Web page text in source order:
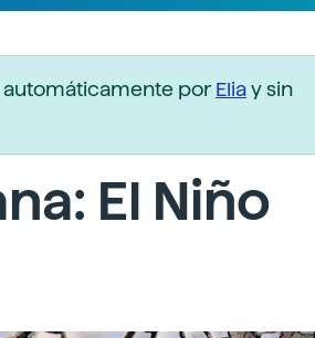
automáticamente porEliay sin
El Niño